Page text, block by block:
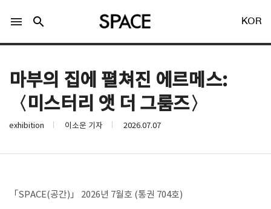
menu search KOR
마부의 집에 펼쳐진 에르메스:
〈미스터리 앳 더 그룸즈〉
exhibition 이소운 기자 2026.07.07
「SPACE(공간)」 2026년 7월호 (통권 704호)